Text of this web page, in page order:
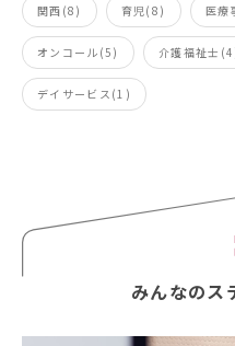
関西(8) 育児(8) 医療
オンコール(5) 介護福祉士
デイサービス(1)
みんなのス